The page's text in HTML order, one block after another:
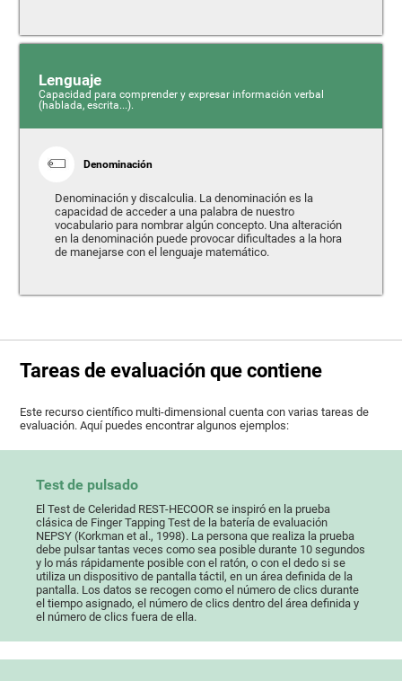
Lenguaje
Capacidad para comprender y expresar información verbal
(hablada, escrita...).
Denominación
Denominación y discalculia. La denominación es la
capacidad de acceder a una palabra de nuestro
vocabulario para nombrar algún concepto. Una alteración
en la denominación puede provocar dificultades a la hora
de manejarse con el lenguaje matemático.
Tareas de evaluación que contiene
Este recurso científico multi-dimensional cuenta con varias tareas de
evaluación. Aquí puedes encontrar algunos ejemplos:
Test de pulsado
El Test de Celeridad REST-HECOOR se inspiró en la prueba
clásica de Finger Tapping Test de la batería de evaluación
NEPSY (Korkman et al., 1998). La persona que realiza la prueba
debe pulsar tantas veces como sea posible durante 10 segundos
y lo más rápidamente posible con el ratón, o con el dedo si se
utiliza un dispositivo de pantalla táctil, en un área definida de la
pantalla. Los datos se recogen como el número de clics durante
el tiempo asignado, el número de clics dentro del área definida y
el número de clics fuera de ella.